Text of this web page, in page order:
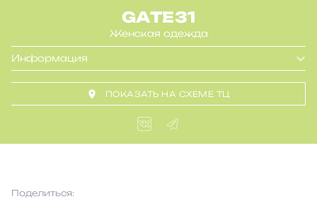
GATE31
Женская одежда
Информация
ПОКАЗАТЬ НА СХЕМЕ ТЦ
Поделиться: